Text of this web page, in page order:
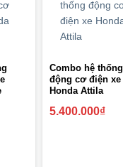
Combo hệ thống
động cơ điện xe
Honda Attila
5.400.000₫